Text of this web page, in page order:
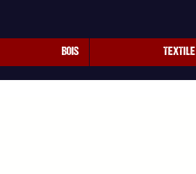
BOIS TEXTILE